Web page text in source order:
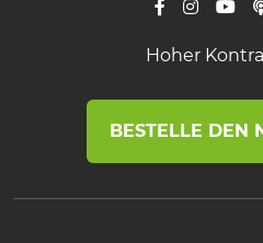
Hoher
BESTELLE DEN